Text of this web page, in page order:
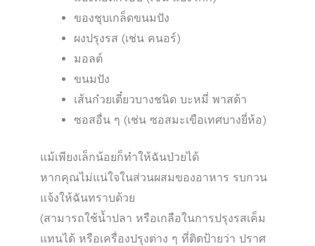
ของชุบเกล็ดขนมปัง
ผงปรุงรส (เช่น คนอร์)
มอลต์
ขนมปัง
เส้นก๋วยเตี๋ยวบางชนิด บะหมี่ พาสต้า
ซอสอื่น ๆ (เช่น ซอสมะเขือเทศบางยี่ห้อ)
แม้เพียงเล็กน้อยก็ทำให้ฉันป่วยได้
หากคุณไม่แน่ใจในส่วนผสมของอาหาร รบกวน
แจ้งให้ฉันทราบด้วย
(สามารถใช้น้ำปลา หรือเกลือในการปรุงรสเค็ม
แทนได้ หรือเครื่องปรุงต่าง ๆ ที่ติดป้ายว่า ปราศ